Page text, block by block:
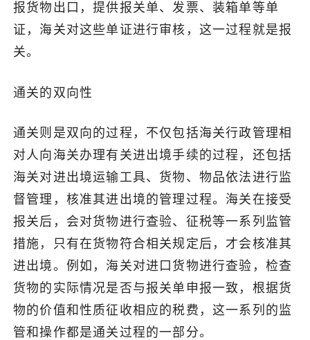
报货物出口，提供报关单、发票、装箱单等单
证，海关对这些单证进行审核，这一过程就是报
关。
通关的双向性
通关则是双向的过程，不仅包括海关行政管理相
对人向海关办理有关进出境手续的过程，还包括
海关对进出境运输工具、货物、物品依法进行监
督管理，核准其进出境的管理过程。海关在接受
报关后，会对货物进行查验、征税等一系列监管
措施，只有在货物符合相关规定后，才会核准其
进出境。例如，海关对进口货物进行查验，检查
货物的实际情况是否与报关单申报一致，根据货
物的价值和性质征收相应的税费，这一系列的监
管和操作都是通关过程的一部分。